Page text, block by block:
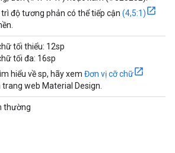
trì độ tương phản có thể tiếp cận (4,5:1)
tối thiểu: 12sp
tối đa: 16sp
hiểu về sp, hãy xem Đơn vị cỡ chữ
web Material Design.
thường